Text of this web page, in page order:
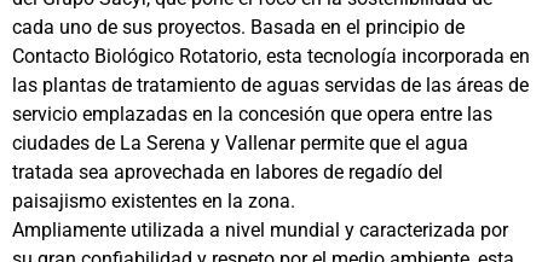
cada uno de sus proyectos. Basada en el principio de
Contacto Biológico Rotatorio, esta tecnología incorporada en
las plantas de tratamiento de aguas servidas de las áreas de
servicio emplazadas en la concesión que opera entre las
ciudades de La Serena y Vallenar permite que el agua
tratada sea aprovechada en labores de regadío del
paisajismo existentes en la zona.
Ampliamente utilizada a nivel mundial y caracterizada por